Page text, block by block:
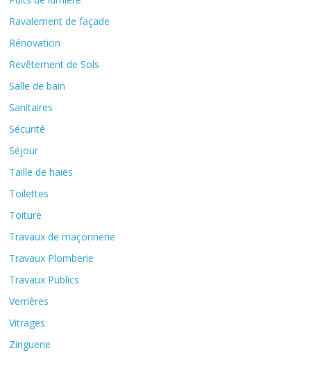
Ravalement de façade
Rénovation
Revêtement de Sols
Salle de bain
Sanitaires
Sécurité
Séjour
Taille de haies
Toilettes
Toiture
Travaux de maçonnerie
Travaux Plomberie
Travaux Publics
Verrières
Vitrages
Zinguerie